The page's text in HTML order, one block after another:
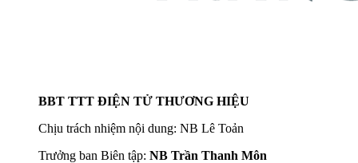
BBT TTT ĐIỆN TỬ THƯƠNG HIỆU
Chịu trách nhiệm nội dung: NB Lê Toản
Trưởng ban Biên tập: NB Trần Thanh Môn